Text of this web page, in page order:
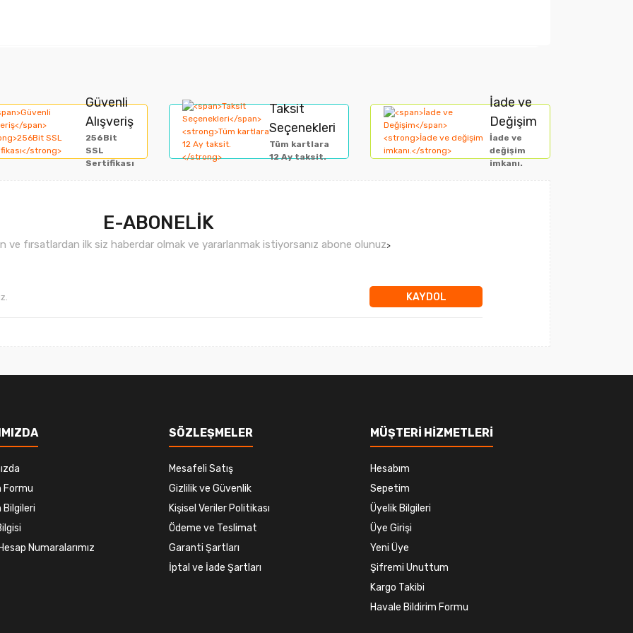
Bu ürüne ilk yorumu siz yapın!
Güvenli
Alışveriş
256Bit
SSL
Sertifikası
Taksit
Seçenekleri
Tüm kartlara
12 Ay taksit.
İade ve
Değişim
İade ve
değişim
imkanı.
E-ABONELİK
ve fırsatlardan ilk siz haberdar olmak ve yararlanmak istiyorsanız abone olunuz>
KAYDOL
Formu
Numaralarımız
SÖZLEŞMELER
Mesafeli Satış
Gizlilik ve Güvenlik
Kişisel Veriler Politikası
Ödeme ve Teslimat
Garanti Şartları
İptal ve İade Şartları
MÜŞTERİ HİZMETLERİ
Hesabım
Sepetim
Üyelik Bilgileri
Üye Girişi
Yeni Üye
Şifremi Unuttum
Kargo Takibi
Havale Bildirim Formu